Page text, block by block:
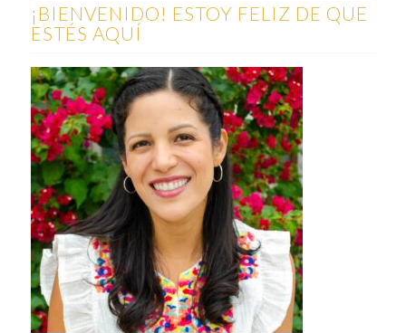
¡BIENVENIDO! ESTOY FELIZ DE QUE
ESTÉS AQUÍ